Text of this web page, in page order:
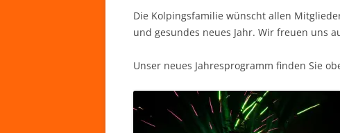
Die Kolpingsfamilie wünscht allen
und gesundes neues Jahr. Wir freuen uns
Unser neues Jahresprogramm finden Sie